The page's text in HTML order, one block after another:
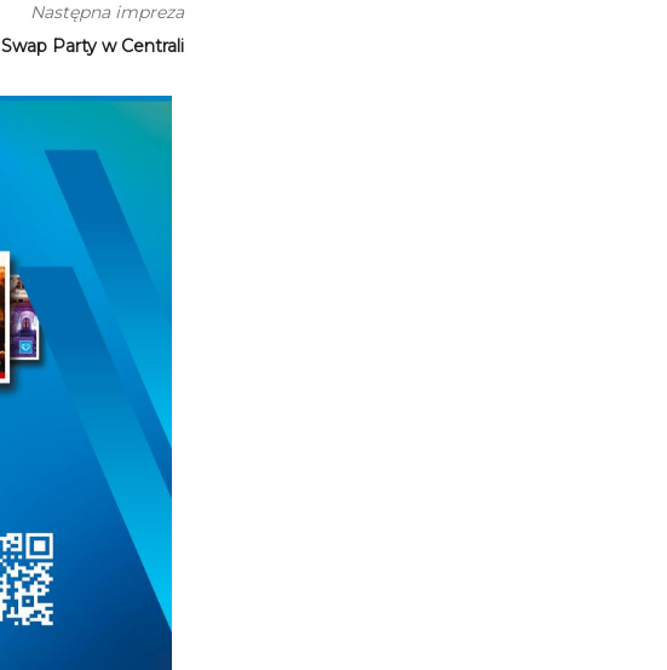
Następna impreza
Swap Party w Centrali